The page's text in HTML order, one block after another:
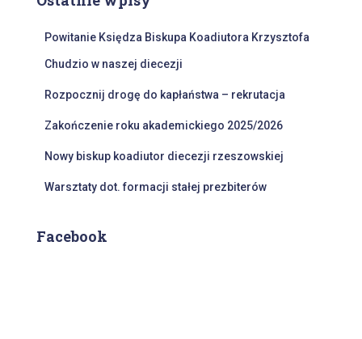
j
Powitanie Księdza Biskupa Koadiutora Krzysztofa
Chudzio w naszej diecezji
Rozpocznij drogę do kapłaństwa – rekrutacja
Zakończenie roku akademickiego 2025/2026
Nowy biskup koadiutor diecezji rzeszowskiej
Warsztaty dot. formacji stałej prezbiterów
Facebook